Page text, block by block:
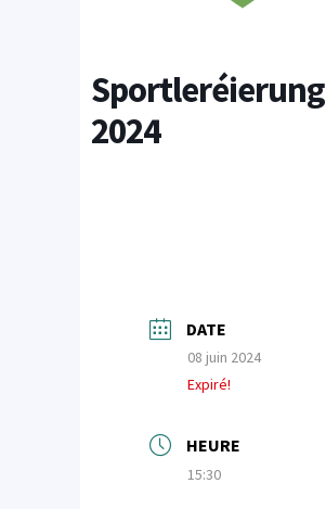
Sportleréierung
2024
DATE
08 juin 2024
Expiré!
HEURE
15:30